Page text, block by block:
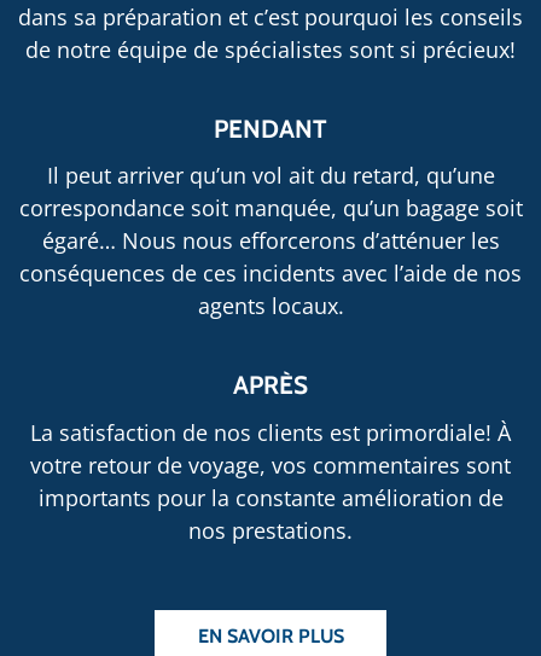
dans sa préparation et c’est pourquoi les conseils
de notre équipe de spécialistes sont si précieux!
PENDANT
Il peut arriver qu’un vol ait du retard, qu’une
correspondance soit manquée, qu’un bagage soit
égaré… Nous nous efforcerons d’atténuer les
conséquences de ces incidents avec l’aide de nos
agents locaux.
APRÈS
La satisfaction de nos clients est primordiale! À
votre retour de voyage, vos commentaires sont
importants pour la constante amélioration de
nos prestations.
EN SAVOIR PLUS